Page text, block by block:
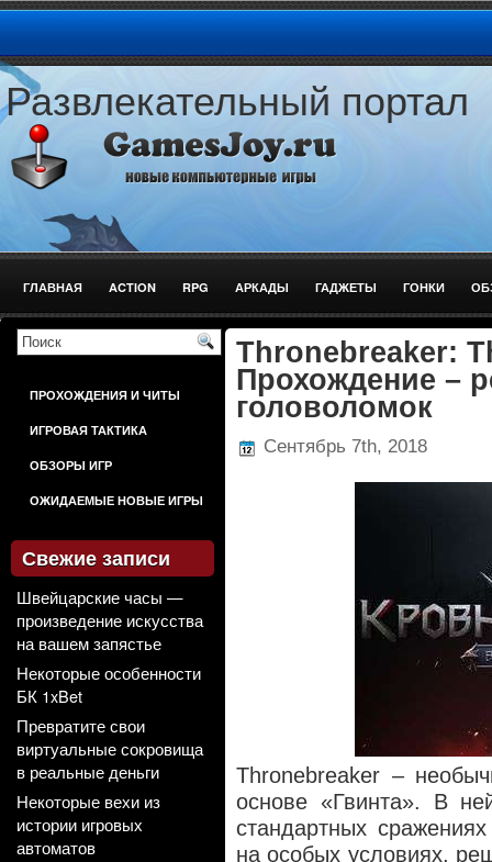
Развлекательный портал
ГЛАВНАЯ ACTION RPG АРКАДЫ ГАДЖЕТЫ ГОНКИ
ШУТЕРЫ
ПРОХОЖДЕНИЯ И ЧИТЫ
ИГРОВАЯ ТАКТИКА
ОБЗОРЫ ИГР
ОЖИДАЕМЫЕ НОВЫЕ ИГРЫ
Свежие записи
Швейцарские часы —
произведение искусства
на вашем запястье
Некоторые особенности
БК 1xBet
Превратите свои
виртуальные сокровища
в реальные деньги
Некоторые вехи из
истории игровых
автоматов
Thronebreaker:
Прохождение –
головоломок
Сентябрь 7th, 2018
Thronebreaker –
основе «Гвинта». В
стандартных
на особых условиях,